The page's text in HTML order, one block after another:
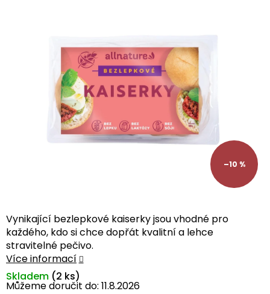
–10 %
Vynikající bezlepkové kaiserky jsou vhodné pro
každého, kdo si chce dopřát kvalitní a lehce
stravitelné pečivo.
Více informací
Můžeme doručit do: 11.8.2026
Skladem (2 ks)